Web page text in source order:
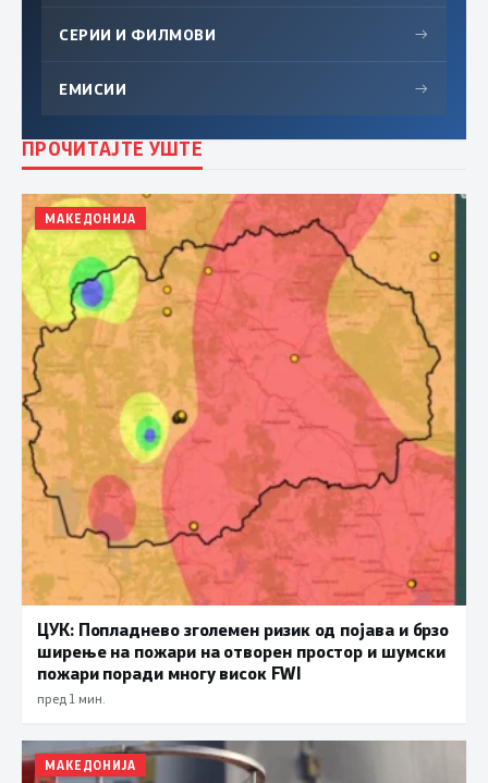
СЕРИИ И ФИЛМОВИ →
ЕМИСИИ →
ПРОЧИТАЈТЕ УШТЕ
МАКЕДОНИЈА
ЦУК: Попладнево зголемен ризик од појава и брзо
ширење на пожари на отворен простор и шумски
пожари поради многу висок FWI
пред 1 мин.
МАКЕДОНИЈА